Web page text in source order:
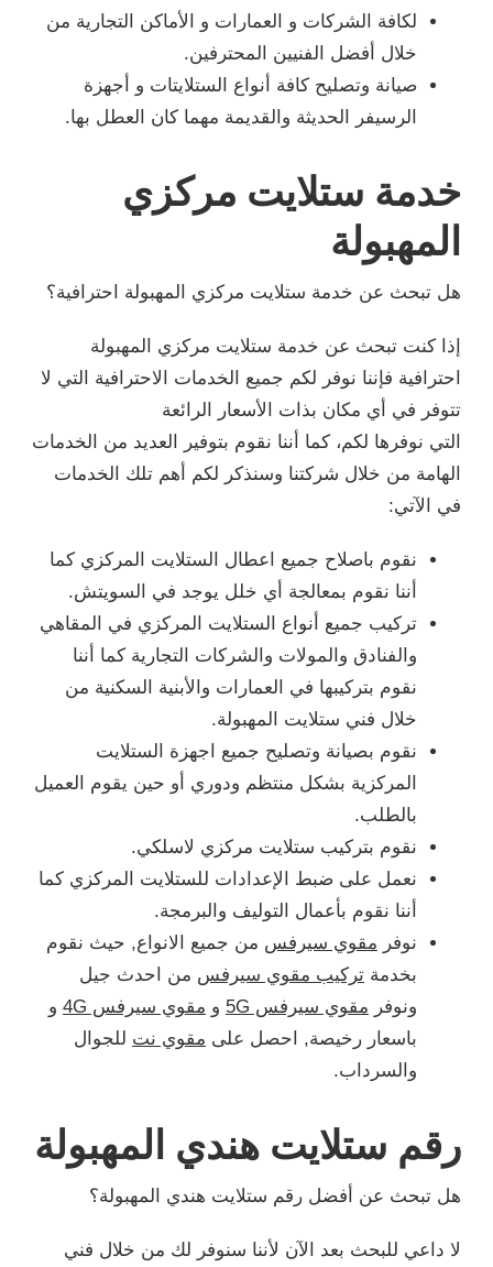
لكافة الشركات و العمارات و الأماكن التجارية من
خلال أفضل الفنيين المحترفين.
صيانة وتصليح كافة أنواع الستلايتات و أجهزة
الرسيفر الحديثة والقديمة مهما كان العطل بها.
خدمة ستلايت مركزي
المهبولة
هل تبحث عن خدمة ستلايت مركزي المهبولة احترافية؟
إذا كنت تبحث عن خدمة ستلايت مركزي المهبولة
احترافية فإننا نوفر لكم جميع الخدمات الاحترافية التي لا
تتوفر في أي مكان بذات الأسعار الرائعة
التي نوفرها لكم، كما أننا نقوم بتوفير العديد من الخدمات
الهامة من خلال شركتنا وسنذكر لكم أهم تلك الخدمات
في الآتي:
نقوم باصلاح جميع اعطال الستلايت المركزي كما
أننا نقوم بمعالجة أي خلل يوجد في السويتش.
تركيب جميع أنواع الستلايت المركزي في المقاهي
والفنادق والمولات والشركات التجارية كما أننا
نقوم بتركيبها في العمارات والأبنية السكنية من
خلال فني ستلايت المهبولة.
نقوم بصيانة وتصليح جميع اجهزة الستلايت
المركزية بشكل منتظم ودوري أو حين يقوم العميل
بالطلب.
نقوم بتركيب ستلايت مركزي لاسلكي.
نعمل على ضبط الإعدادات للستلايت المركزي كما
أننا نقوم بأعمال التوليف والبرمجة.
نوفر مقوي سيرفس من جميع الانواع, حيث نقوم
بخدمة تركيب مقوي سيرفس من احدث جيل
ونوفر مقوي سيرفس 5G و مقوي سيرفس 4G
و
باسعار رخيصة, احصل على مقوي نت للجوال
والسرداب.
رقم ستلايت هندي المهبولة
هل تبحث عن أفضل رقم ستلايت هندي المهبولة؟
لا داعي للبحث بعد الآن لأننا سنوفر لك من خلال فني